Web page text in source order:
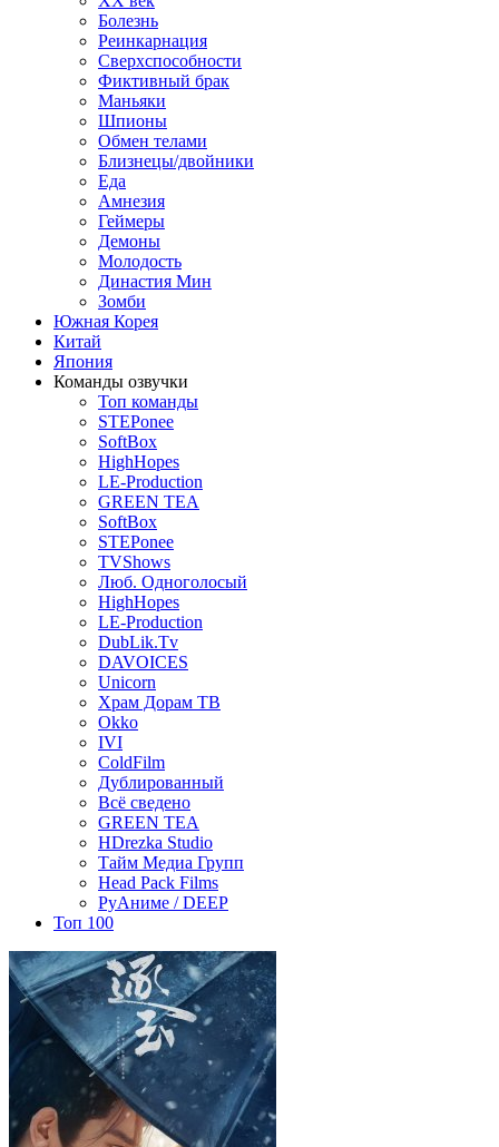
Болезнь
Реинкарнация
Сверхспособности
Фиктивный брак
Маньяки
Шпионы
Обмен телами
Близнецы/двойники
Еда
Амнезия
Геймеры
Демоны
Молодость
Династия Мин
Зомби
Южная Корея
Китай
Япония
Команды озвучки
Топ команды
STEPonee
SoftBox
HighHopes
LE-Production
GREEN TEA
SoftBox
STEPonee
TVShows
Люб. Одноголосый
HighHopes
LE-Production
DubLik.Tv
DAVOICES
Unicorn
Храм Дорам ТВ
Okko
IVI
ColdFilm
Дублированный
Всё сведено
GREEN TEA
HDrezka Studio
Тайм Медиа Групп
Head Pack Films
РуАниме / DEEP
Топ 100